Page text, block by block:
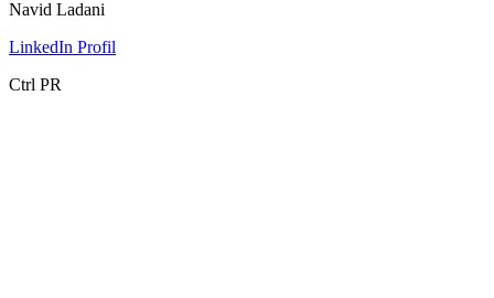
Navid Ladani
LinkedIn Profil
Ctrl PR